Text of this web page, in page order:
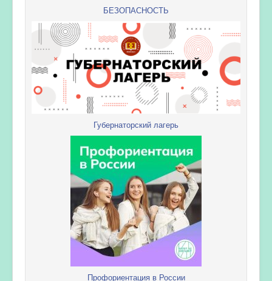
БЕЗОПАСНОСТЬ
Губернаторский лагерь
Профориентация в России